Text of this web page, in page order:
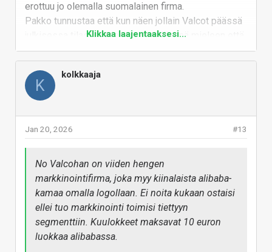
varaa!"
erottuu jo olemalla suomalainen firma.
Pakko tunnustaa että kun näen jollain Valcot päässä
julkisessa tilassa, tulee ensimmäisenä mieleen että
kyseistä henkilöä todennäköisesti naurattaa ja
viehättää ko. firman markkinointi. Ja ei siitä sitten
sen enempää.
Blogipostauksessa sivuillaan myönnetäänkin että
vitsi alkaa kuivua kurkkuun. Hyvä kirjoitus kyllä
kaikkiaan.Maailman ystävällisimmän pahan
Vastaa
Klikkaa laajentaaksesi...
K
kolkkaaja
#13
Jan 20, 2026
No Valcohan on viiden hengen
markkinointifirma, joka myy kiinalaista alibaba-
kamaa omalla logollaan. Ei noita kukaan ostaisi
ellei tuo markkinointi toimisi tiettyyn
segmenttiin. Kuulokkeet maksavat 10 euron
luokkaa alibabassa.